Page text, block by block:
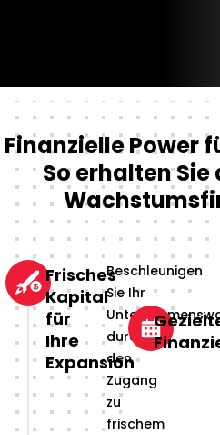
Finanzielle Power
So erhalten
Frisches
Kapital
für
Ihre
Expansion
Beschleunigen
Sie Ihr
durch
den
Zugang
zu
frischem